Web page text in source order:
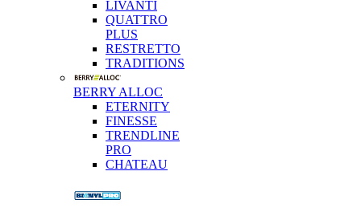
LIVANTI
QUATTRO
PLUS
RESTRETTO
TRADITIONS
BERRY ALLOC
ETERNITY
FINESSE
TRENDLINE
PRO
CHATEAU